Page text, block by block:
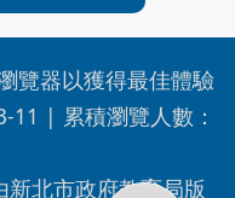
覽器以獲得最佳體驗
11 | 累積瀏覽人數：
新北市政府教育局版